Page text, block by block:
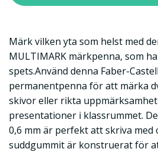
Märk vilken yta som helst med
MULTIMARK märkpenna, som
spets.Använd denna Faber-
permanentpenna för att märka
skivor eller rikta
presentationer i klassrummet.
0,6 mm är perfekt att skriva med
suddgummit är konstruerat för